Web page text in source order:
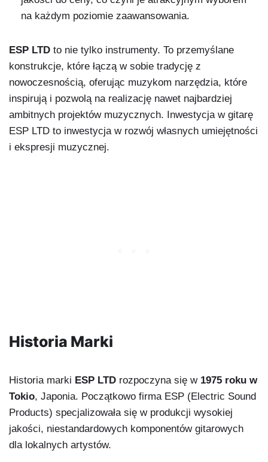
na każdym poziomie zaawansowania.
ESP LTD to nie tylko instrumenty. To przemyślane
konstrukcje, które łączą w sobie tradycję z
nowoczesnością, oferując muzykom narzędzia, które
inspirują i pozwolą na realizację nawet najbardziej
ambitnych projektów muzycznych. Inwestycja w gitarę
ESP LTD to inwestycja w rozwój własnych umiejętności
i ekspresji muzycznej.
Historia Marki
Historia marki ESP LTD rozpoczyna się w 1975 roku w
Tokio, Japonia. Początkowo firma ESP (Electric Sound
Products) specjalizowała się w produkcji wysokiej
jakości, niestandardowych komponentów gitarowych
dla lokalnych artystów.